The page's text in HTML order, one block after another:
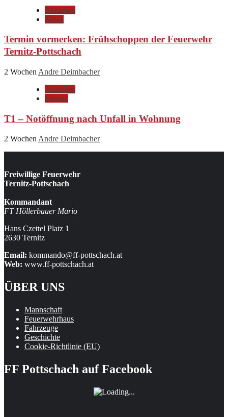
Aktuelles
News
Termin vormerken: Frühschoppen der Feuerwehr
Ternitz-Pottschach
2 Wochen Andre Deimbacher
Aktuelles
Einsatz
T1 – Notöffnung nach Unfall in Wohnung
2 WochenAndre Deimbacher
Freiwillige Feuerwehr
Ternitz-Pottschach
Kommandant
FT Höllerbauer Mario
Hans Czettel Platz 1
2630 Ternitz
Email: kommando@ff-pottschach.at
Web: www.ff-pottschach.at
ÜBER UNS
Mannschaft
Feuerwehrhaus
Fahrzeuge
Geschichte
Cookie-Richtlinie (EU)
FF Pottschach auf Facebook